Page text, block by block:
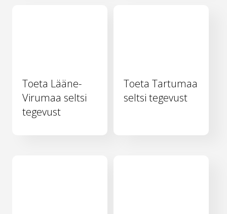
Toeta Lääne-
Virumaa seltsi
tegevust
Toeta Tartumaa
seltsi tegevust